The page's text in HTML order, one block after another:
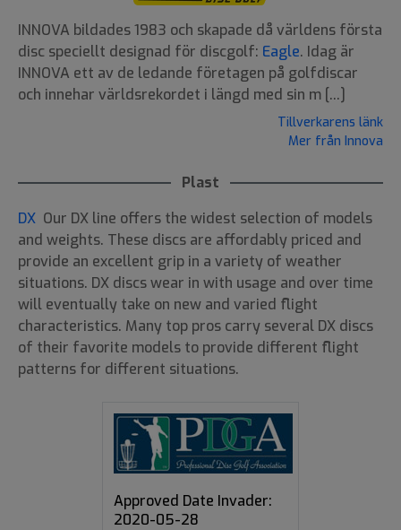
INNOVA bildades 1983 och skapade då världens första
disc speciellt designad för discgolf: Eagle. Idag är
INNOVA ett av de ledande företagen på golfdiscar
och innehar världsrekordet i längd med sin m [...]
Tillverkarens länk
Mer från Innova
Plast
DX Our DX line offers the widest selection of models
and weights. These discs are affordably priced and
provide an excellent grip in a variety of weather
situations. DX discs wear in with usage and over time
will eventually take on new and varied flight
characteristics. Many top pros carry several DX discs
of their favorite models to provide different flight
patterns for different situations.
Approved Date Invader:
2020-05-28